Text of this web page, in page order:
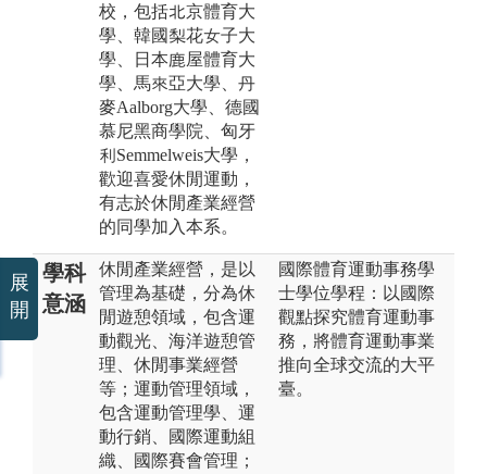
校，包括北京體育大
學、韓國梨花女子大
學、日本鹿屋體育大
學、馬來亞大學、丹
麥Aalborg大學、德國
慕尼黑商學院、匈牙
利Semmelweis大學，
歡迎喜愛休閒運動，
有志於休閒產業經營
的同學加入本系。
學科
意涵
休閒產業經營，是以
管理為基礎，分為休
閒遊憩領域，包含運
動觀光、海洋遊憩管
理、休閒事業經營
等；運動管理領域，
包含運動管理學、運
動行銷、國際運動組
織、國際賽會管理；
國際體育運動事務學
士學位學程：以國際
觀點探究體育運動事
務，將體育運動事業
推向全球交流的大平
臺。
展
開